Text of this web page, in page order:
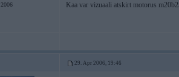
Kaa var vizuaali atskirt motorus
29. Apr 2006, 19:46